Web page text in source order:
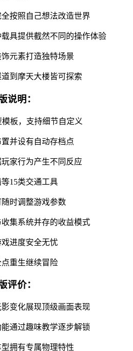
按照自己想法改造世界
具提供截然不同的操作体验
元素打造独特场景
到摩天大楼皆可探索
说明：
板，支持细节自定义
并设有自动存档点
家行为产生不同反应
15类交通工具
时调整游戏参数
集系统并存的收益模式
进度安全无忧
重生继续冒险
评价：
变化展现顶级画面表现
通过趣味教学逐步解锁
拥有专属物理特性